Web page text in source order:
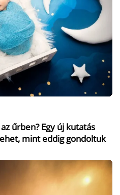
űrben? Egy új kutatás
mint eddig gondoltuk